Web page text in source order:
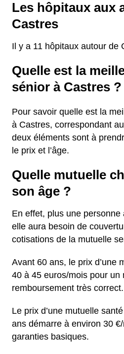
Les hôpitaux aux
Castres
Il y a 11 hôpitaux autour de
Quelle est la
sénior à Castres ?
Pour savoir quelle est la
à Castres, correspondant
deux éléments sont à
le prix et l’âge.
Quelle mutuelle
son âge ?
En effet, plus une
elle aura besoin de
cotisations de la mutuelle
Avant 60 ans, le prix d’une
40 à 45 euros/mois pour un
remboursement très correct.
Le prix d’une mutuelle
ans démarre à environ 30
garanties basiques.